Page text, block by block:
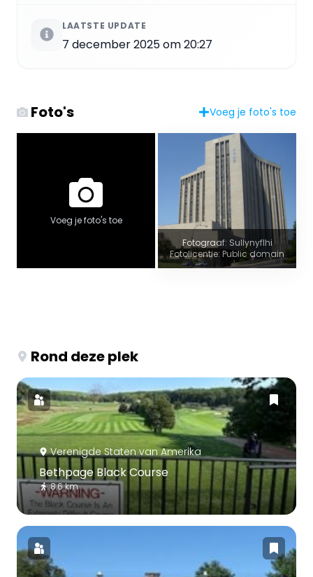
LAATSTE UPDATE
7 december 2025 om 20:27
Foto's Voeg je foto's toe
Voeg je foto's toe
Fotograaf: Sullynyflhi
Fotolicentie: Public domain
Rond deze plek
Verenigde Staten van Amerika
Bethpage Black Course
8.6 km